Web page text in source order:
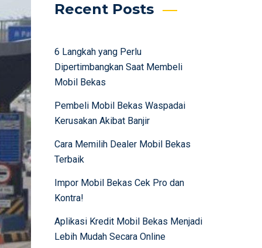
Recent Posts
6 Langkah yang Perlu
Dipertimbangkan Saat Membeli
Mobil Bekas
Pembeli Mobil Bekas Waspadai
Kerusakan Akibat Banjir
Cara Memilih Dealer Mobil Bekas
Terbaik
Impor Mobil Bekas Cek Pro dan
Kontra!
Aplikasi Kredit Mobil Bekas Menjadi
Lebih Mudah Secara Online